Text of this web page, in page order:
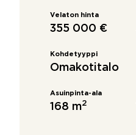
Velaton hinta
355 000 €
Kohdetyyppi
Omakotitalo
Asuinpinta-ala
168 m2